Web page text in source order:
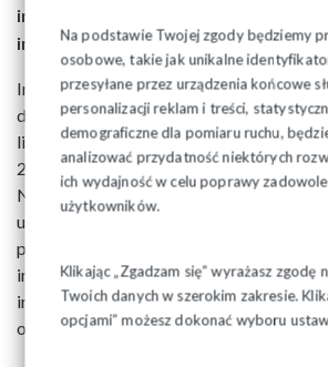
Na podstawie Twojej zgody będziemy
osobowe, takie jak unikalne
przesyłane przez urządzenia końcowe
personalizacji reklam i treści,
demograficzne dla pomiaru ruchu,
analizować przydatność niektórych
ich wydajność w celu poprawy
użytkowników.
Klikając „Zgadzam się” wyrażasz zgodę
Twoich danych w szerokim zakresie.
opcjami” możesz dokonać wyboru
informację o liczbie członków
innymi osobami wykonującymi pracę
Informację taką składa się dwa razy
dnia 10 stycznia (stan na dzień 31
lipca (stan na dzień 30 czerwca).
25
ustawy o związkach zawodowych.
Niezłożenie informacji o liczbie
uprawnień zakładowej organizacji
przepis nie może stanowić podstawy
imiennej listy członków Związku.
informacji pracodawcy stanowiłoby
ochronie danych osobowych.